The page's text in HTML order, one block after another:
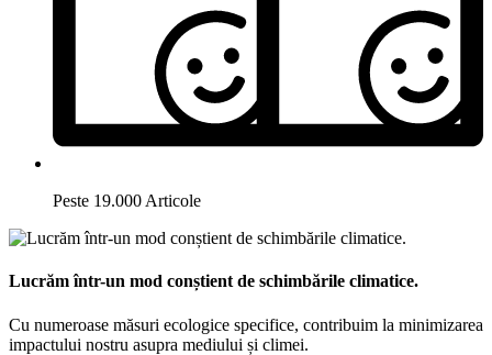
Peste 19.000 Articole
Lucrăm într-un mod conștient de schimbările climatice.
Cu numeroase măsuri ecologice specifice, contribuim la minimizarea
impactului nostru asupra mediului și climei.